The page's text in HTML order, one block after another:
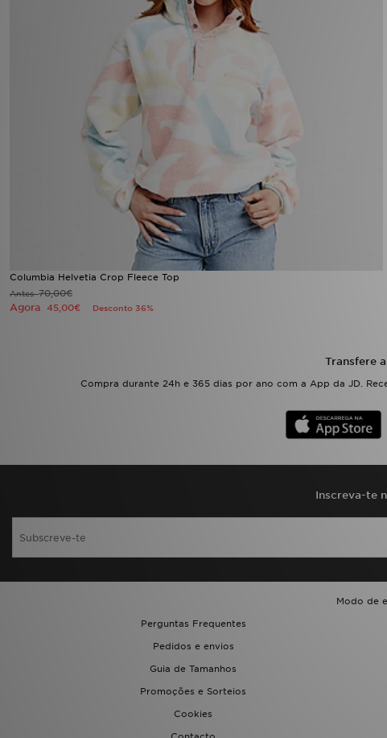
Columbia Helvetia Crop Fleece Top
Antes70,00€
Agora 45,00€ Desconto 36%
Transfere
Compra durante 24h e 365 dias por ano com a App da JD.
Inscreva-te
Modo de
Perguntas Frequentes
Pedidos e envios
Guia de Tamanhos
Promoções e Sorteios
Cookies